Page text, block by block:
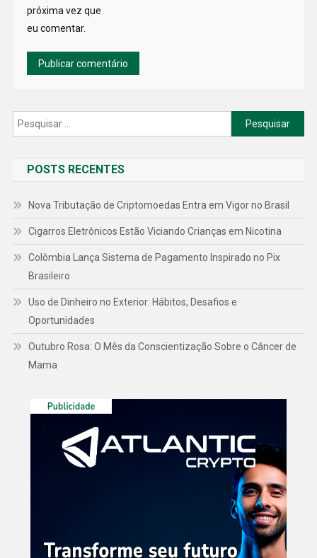
próxima vez que
eu comentar.
Pesquisar
por:
POSTS RECENTES
Nova Tributação de Criptomoedas Entra em Vigor no Brasil
Cigarros Eletrônicos Estão Viciando Crianças em Nicotina
Colômbia Lança Sistema de Pagamento Inspirado no Pix
Brasileiro
Uso de Dinheiro no Exterior: Hábitos, Desafios e
Oportunidades
Outubro Rosa: O Mês da Conscientização Sobre o Câncer de
Mama